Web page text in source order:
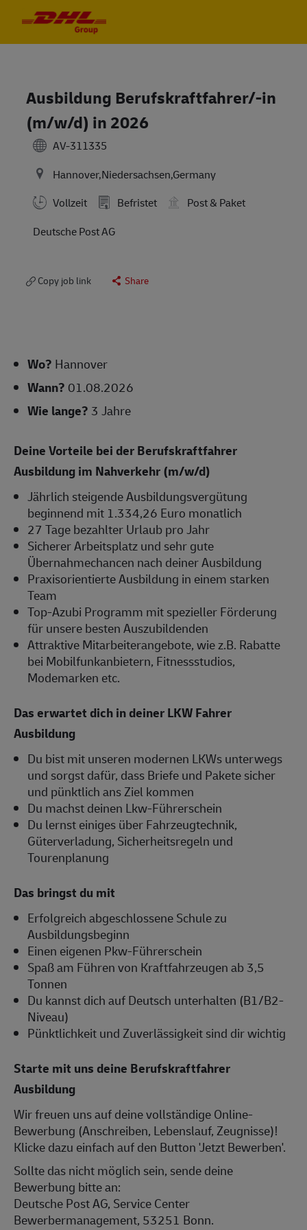
Ausbildung Berufskraftfahrer/-in
(m/w/d) in 2026
AV-311335
Hannover,Niedersachsen,Germany
Vollzeit
Befristet
Post & Paket
Deutsche Post AG
Copy job link Share
Wo? Hannover
Wann? 01.08.2026
Wie lange? 3 Jahre
Deine Vorteile bei der Berufskraftfahrer
Ausbildung im Nahverkehr (m/w/d)
Jährlich steigende Ausbildungsvergütung
beginnend mit 1.334,26 Euro monatlich
27 Tage bezahlter Urlaub pro Jahr
Sicherer Arbeitsplatz und sehr gute
Übernahmechancen nach deiner Ausbildung
Praxisorientierte Ausbildung in einem starken
Team
Top-Azubi Programm mit spezieller Förderung
für unsere besten Auszubildenden
Attraktive Mitarbeiterangebote, wie z.B. Rabatte
bei Mobilfunkanbietern, Fitnessstudios,
Modemarken etc.
Das erwartet dich in deiner LKW Fahrer
Ausbildung
Du bist mit unseren modernen LKWs unterwegs
und sorgst dafür, dass Briefe und Pakete sicher
und pünktlich ans Ziel kommen
Du machst deinen Lkw-Führerschein
Du lernst einiges über Fahrzeugtechnik,
Güterverladung, Sicherheitsregeln und
Tourenplanung
Das bringst du mit
Erfolgreich abgeschlossene Schule zu
Ausbildungsbeginn
Einen eigenen Pkw-Führerschein
Spaß am Führen von Kraftfahrzeugen ab 3,5
Tonnen
Du kannst dich auf Deutsch unterhalten (B1/B2-
Niveau)
Pünktlichkeit und Zuverlässigkeit sind dir wichtig
Starte mit uns deine Berufskraftfahrer
Ausbildung
Wir freuen uns auf deine vollständige Online-
Bewerbung (Anschreiben, Lebenslauf, Zeugnisse)!
Klicke dazu einfach auf den Button 'Jetzt Bewerben'.
Sollte das nicht möglich sein, sende deine
Bewerbung bitte an:
Deutsche Post AG, Service Center
Bewerbermanagement, 53251 Bonn.